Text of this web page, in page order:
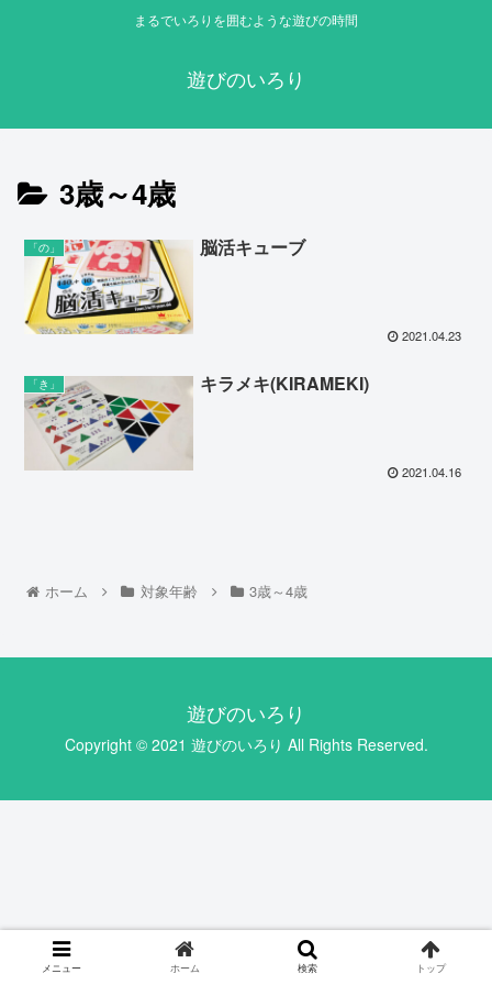
まるでいろりを囲むような遊びの時間
遊びのいろり
3歳～4歳
「の」 脳活キューブ
2021.04.23
「き」 キラメキ(KIRAMEKI)
2021.04.16
ホーム 対象年齢 3歳～4歳
遊びのいろり
Copyright © 2021 遊びのいろり All Rights Reserved.
メニュー ホーム 検索 トップ